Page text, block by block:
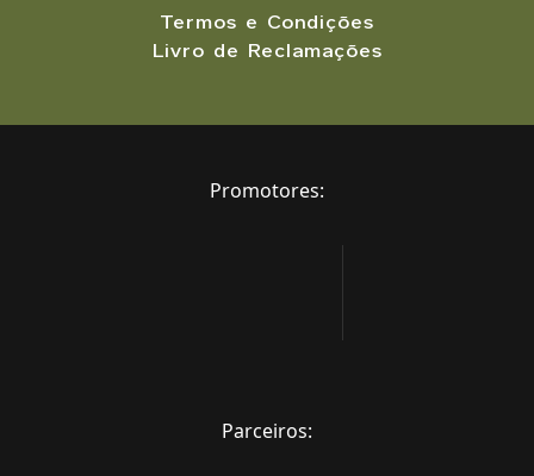
Termos e Condições
Livro de Reclamações
Promotores:
Parceiros: